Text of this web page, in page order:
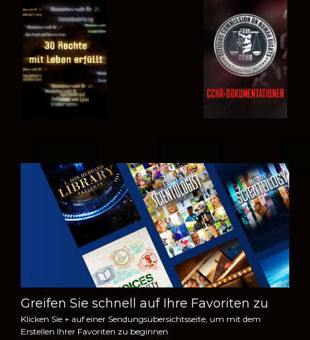
ANSEHEN ANSEHEN
ANSEHEN
SERIE
ENTDECKEN
Greifen Sie schnell auf Ihre Favoriten zu
Klicken Sie + auf einer Sendungsübersichtsseite, um mit dem
Erstellen Ihrer Favoriten zu beginnen